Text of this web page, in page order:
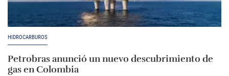
HIDROCARBUROS
Petrobras anunció un nuevo descubrimiento de
gas en Colombia